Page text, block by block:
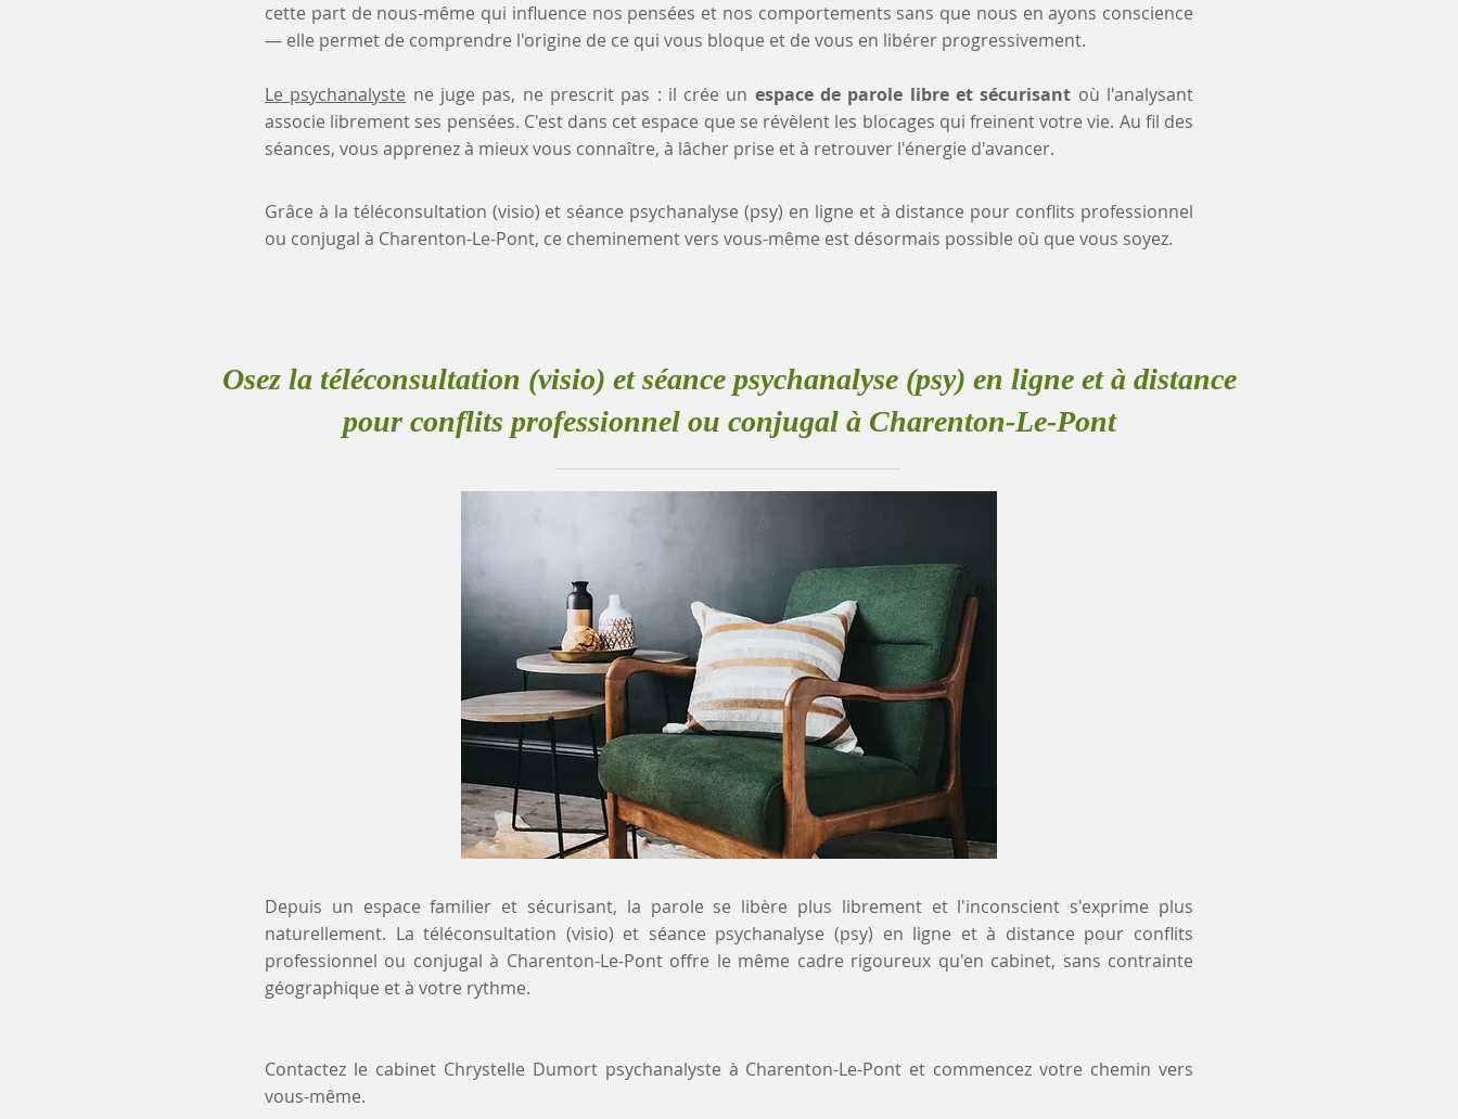
cette part de nous-même qui influence nos pensées et nos comportements sans que nous en ayons conscience
— elle permet de comprendre l'origine de ce qui vous bloque et de vous en libérer progressivement.
Le psychanalyste ne juge pas, ne prescrit pas : il crée un espace de parole libre et sécurisant où l'analysant
associe librement ses pensées. C'est dans cet espace que se révèlent les blocages qui freinent votre vie. Au fil des
séances, vous apprenez à mieux vous connaître, à lâcher prise et à retrouver l'énergie d'avancer.
Grâce à la téléconsultation (visio) et séance psychanalyse (psy) en ligne et à distance pour conflits professionnel
ou conjugal à Charenton-Le-Pont, ce cheminement vers vous-même est désormais possible où que vous soyez.
Osez la téléconsultation (visio) et séance psychanalyse (psy) en ligne et à distance
pour conflits professionnel ou conjugal à Charenton-Le-Pont
Depuis un espace familier et sécurisant, la parole se libère plus librement et l'inconscient s'exprime plus
naturellement. La téléconsultation (visio) et séance psychanalyse (psy) en ligne et à distance pour conflits
professionnel ou conjugal à Charenton-Le-Pont offre le même cadre rigoureux qu'en cabinet, sans contrainte
géographique et à votre rythme.
Contactez le cabinet Chrystelle Dumort psychanalyste à Charenton-Le-Pont et commencez votre chemin vers
vous-même.